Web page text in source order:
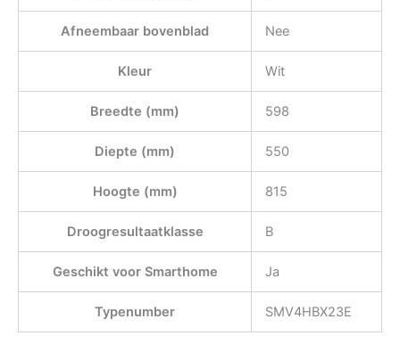
Afneembaar bovenblad Nee
Kleur Wit
Breedte (mm) 598
Diepte (mm) 550
Hoogte (mm) 815
Droogresultaatklasse B
Geschikt voor Smarthome Ja
Typenumber SMV4HBX23E